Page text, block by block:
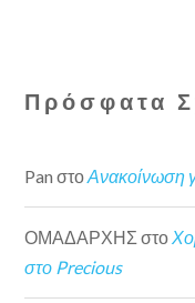
Πρόσφατα
Pan στοΑνακοίνωση
ΟΜΑΔΑΡΧΗΣ στο
στο Precious